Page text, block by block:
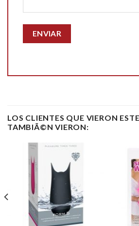
LOS CLIENTES QUE VIERON
TAMBIÃ©N VIERON: